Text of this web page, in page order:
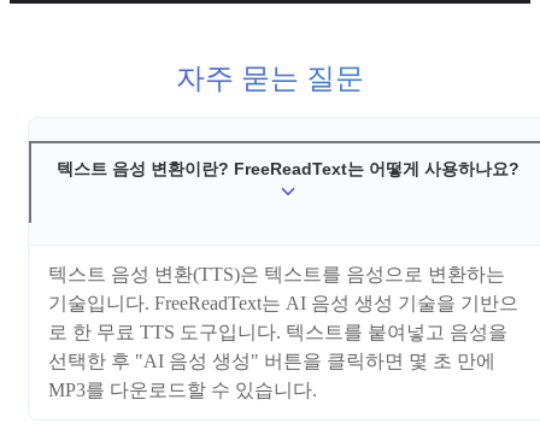
자주 묻는 질문
텍스트 음성 변환이란? FreeReadText는 어떻게 사용하나요?
텍스트 음성 변환(TTS)은 텍스트를 음성으로 변환하는
기술입니다. FreeReadText는 AI 음성 생성 기술을 기반으
로 한 무료 TTS 도구입니다. 텍스트를 붙여넣고 음성을
선택한 후 "AI 음성 생성" 버튼을 클릭하면 몇 초 만에
MP3를 다운로드할 수 있습니다.